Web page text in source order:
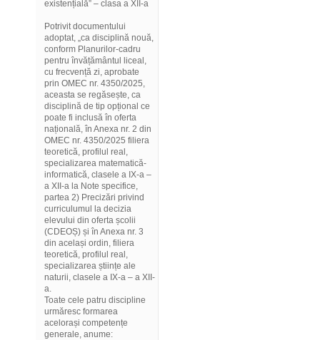
existențială” – clasa a XII-a
Potrivit documentului
adoptat, „ca disciplină nouă,
conform Planurilor-cadru
pentru învățământul liceal,
cu frecvență zi, aprobate
prin OMEC nr. 4350/2025,
aceasta se regăsește, ca
disciplină de tip opțional ce
poate fi inclusă în oferta
națională, în Anexa nr. 2 din
OMEC nr. 4350/2025 filiera
teoretică, profilul real,
specializarea matematică-
informatică, clasele a IX-a –
a XII-a la Note specifice,
partea 2) Precizări privind
curriculumul la decizia
elevului din oferta școlii
(CDEOȘ) și în Anexa nr. 3
din același ordin, filiera
teoretică, profilul real,
specializarea științe ale
naturii, clasele a IX-a – a XII-
a.
Toate cele patru discipline
urmăresc formarea
acelorași competențe
generale, anume: